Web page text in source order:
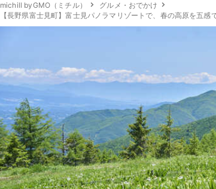
michill byGMO（ミチル）
グルメ・おでかけ
【長野県富士見町】富士見パノラマリゾートで、春の高原を五